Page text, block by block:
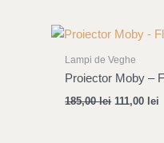
Lampi de Veghe
Proiector Moby –
185,00lei
Original
price
was:
185,00 lei.
111,00 lei